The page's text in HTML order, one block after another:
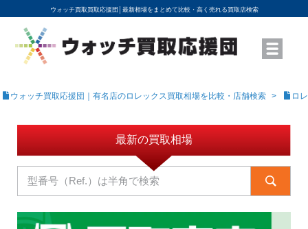
ウォッチ買取買取応援団│ 最新相場をまとめて比較・高く売れる買取店検索
YouTubeで動画を公開中
ROLEXモデル名から買取相場を調べる
高級時計ブランド名から買取相場を調べる
地域から買取店を探す
店舗名から買取店を探す
ブランド時計を高く売る方法
買取査定を依頼する
ウォッチ買取応援団｜有名店のロレックス買取相場を比較・店舗検索 ロ
最新の買取相場